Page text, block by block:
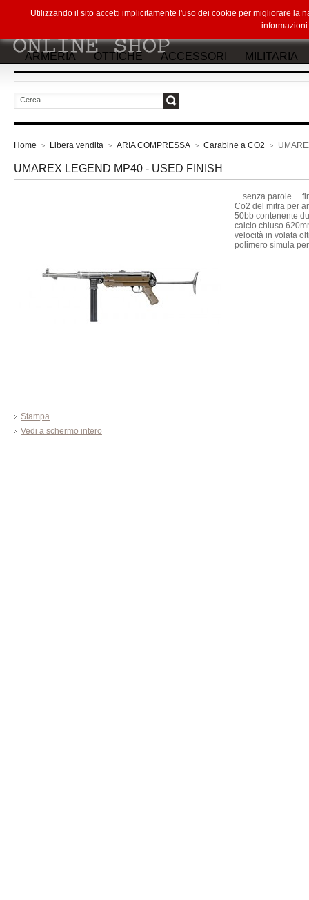
ARMERIA OTTICHE ACCESSORI MILITARIA
Home > Libera vendita > ARIA COMPRESSA > Carabine a CO2 >
UMAREX LEGEND MP40 - USED FINISH
Stampa
Vedi a schermo intero
....senza parole....
Co2 del mitra per
50bb contenente
calcio chiuso
velocità in volata
polimero simula
Utilizzando il sito accetti implicitamente l'uso dei cookie per migliorare la
informazioni